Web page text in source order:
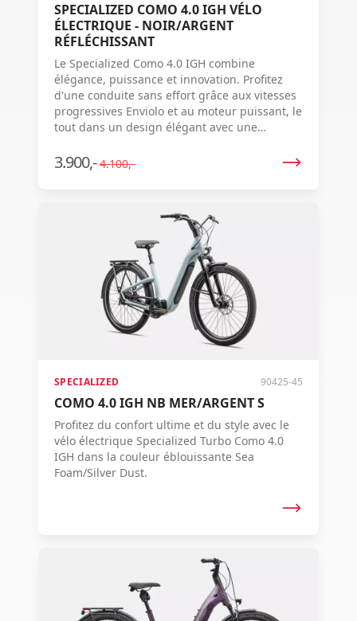
SPECIALIZED COMO 4.0 IGH VÉLO
ÉLECTRIQUE - NOIR/ARGENT
RÉFLÉCHISSANT
Le Specialized Como 4.0 IGH combine
élégance, puissance et innovation. Profitez
d'une conduite sans effort grâce aux vitesses
progressives Enviolo et au moteur puissant, le
tout dans un design élégant avec une
3.900,- 4.100,-
SPECIALIZED 90425-45
COMO 4.0 IGH NB MER/ARGENT S
Profitez du confort ultime et du style avec le
vélo électrique Specialized Turbo Como 4.0
IGH dans la couleur éblouissante Sea
Foam/Silver Dust.